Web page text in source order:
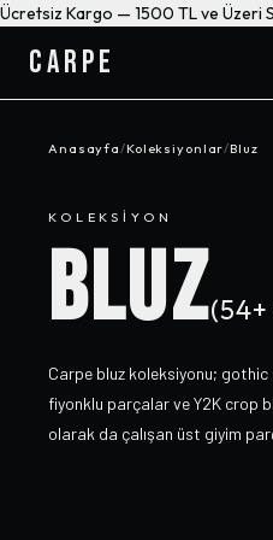
Ücretsiz Kargo — 1500 TL ve Üzeri
CARPE
Anasayfa/Koleksiyonlar/Bluz
KOLEKSIYON
BLUZ(54+
Carpe bluz koleksiyonu;
fiyonklu parçalar ve Y2K crop
olarak da çalışan üst giyim